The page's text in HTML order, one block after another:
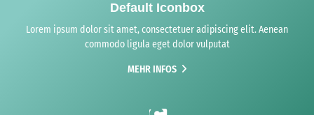
Default Iconbox
Lorem ipsum dolor sit amet, consectetuer adipiscing elit. Aenean
commodo ligula eget dolor vulputat
MEHR INFOS